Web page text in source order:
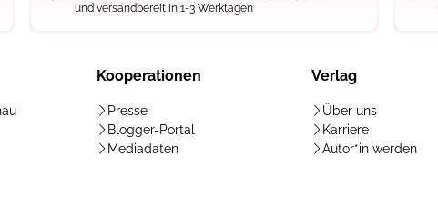
und versandbereit in 1-3 Werktagen
Kooperationen
Presse
Blogger-Portal
Mediadaten
Verlag
Über uns
Karriere
Autor*in werden